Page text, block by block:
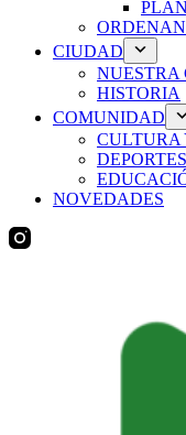
CIUDAD
NUESTRA
HISTORIA
COMUNIDAD
CULTURA
NOVEDADES